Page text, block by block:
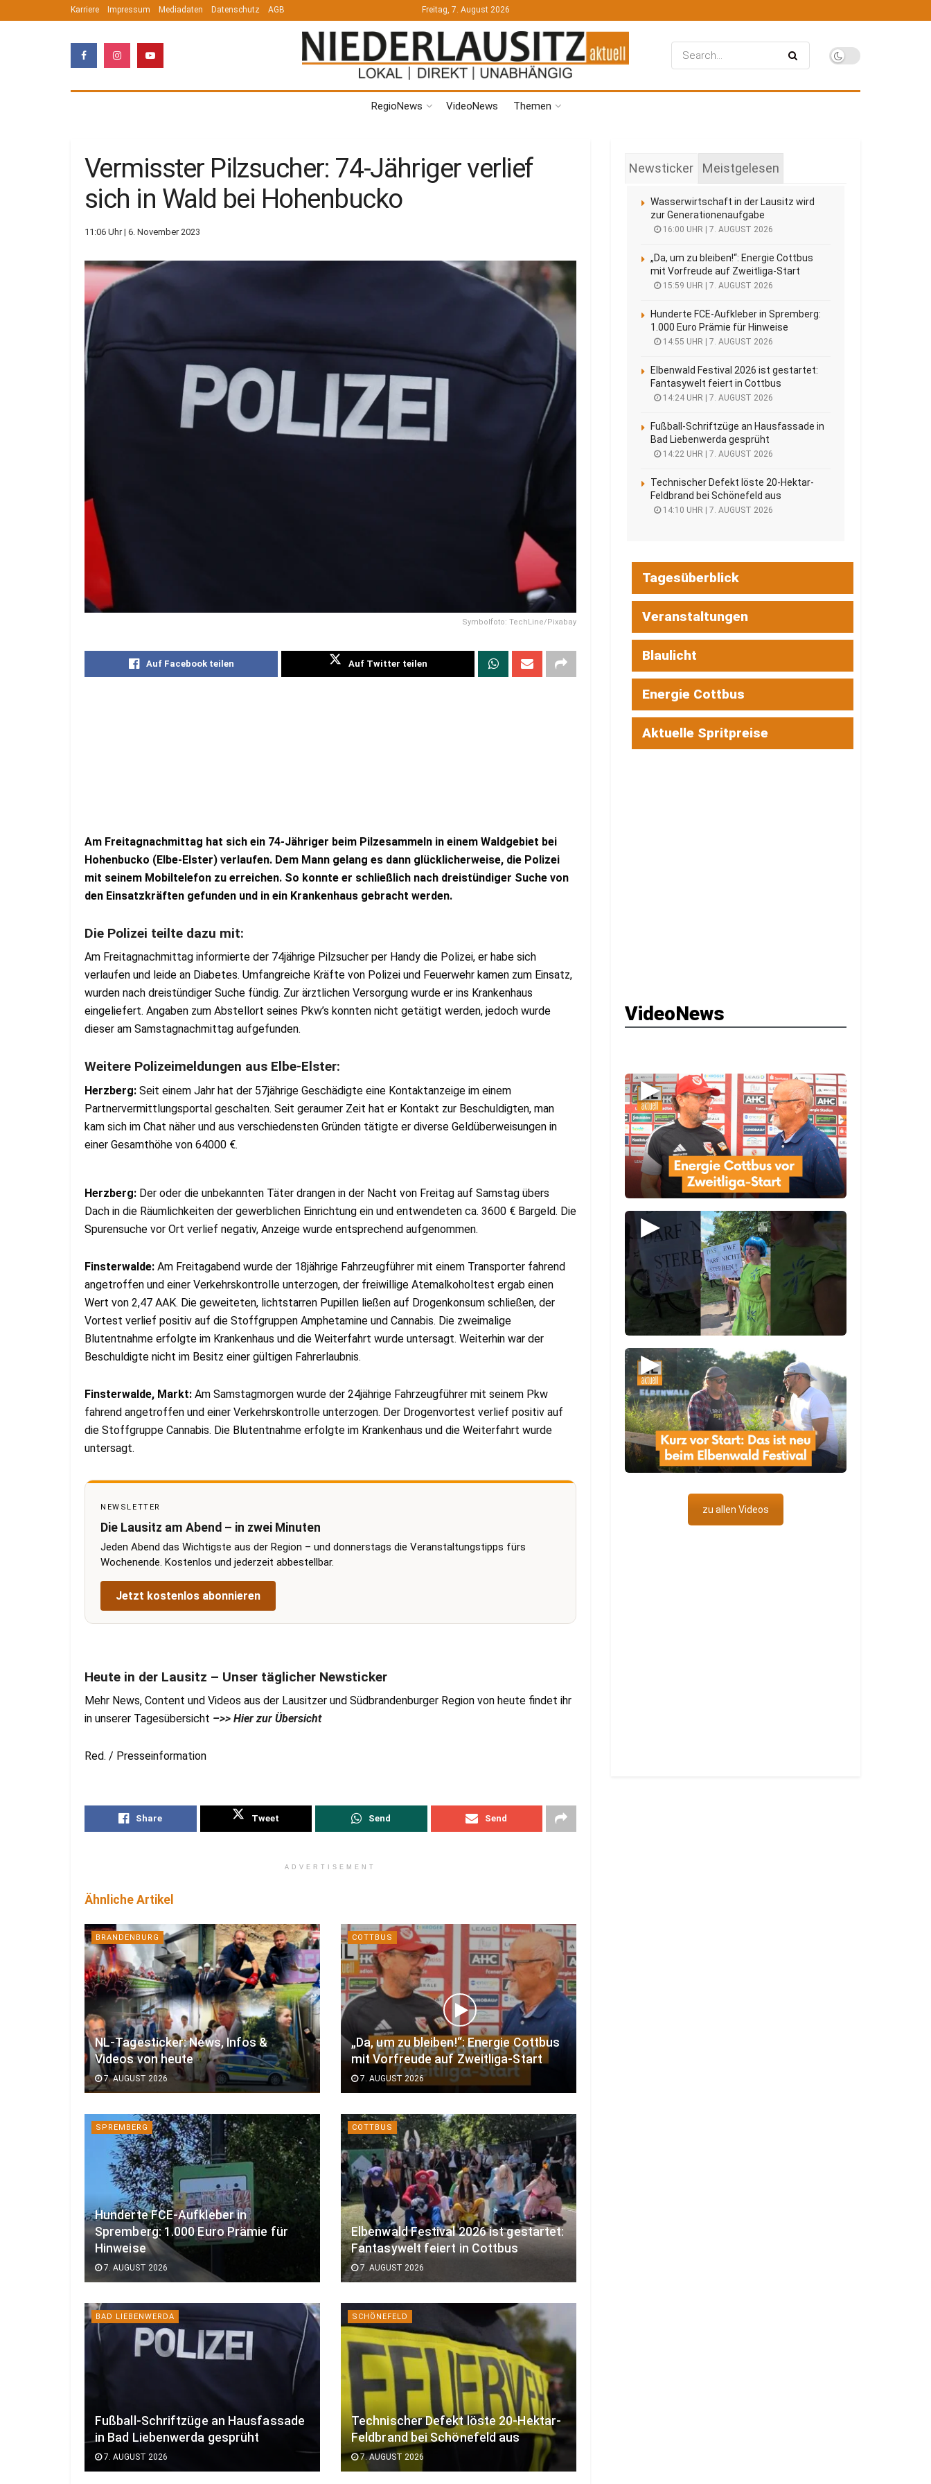
Karriere Impressum Mediadaten Datenschutz AGB Freitag, 7. August 2026
RegioNews VideoNews Themen
Vermisster Pilzsucher: 74-Jähriger verlief
sich in Wald bei Hohenbucko
11:06 Uhr | 6. November 2023
Symbolfoto: TechLine/Pixabay
Auf Facebook teilen Auf Twitter teilen
Am Freitagnachmittag hat sich ein 74-Jähriger beim Pilzesammeln in einem Waldgebiet bei
Hohenbucko (Elbe-Elster) verlaufen. Dem Mann gelang es dann glücklicherweise, die Polizei
mit seinem Mobiltelefon zu erreichen. So konnte er schließlich nach dreistündiger Suche von
den Einsatzkräften gefunden und in ein Krankenhaus gebracht werden.
Die Polizei teilte dazu mit:
Am Freitagnachmittag informierte der 74jährige Pilzsucher per Handy die Polizei, er habe sich
verlaufen und leide an Diabetes. Umfangreiche Kräfte von Polizei und Feuerwehr kamen zum Einsatz,
wurden nach dreistündiger Suche fündig. Zur ärztlichen Versorgung wurde er ins Krankenhaus
eingeliefert. Angaben zum Abstellort seines Pkw’s konnten nicht getätigt werden, jedoch wurde
dieser am Samstagnachmittag aufgefunden.
Weitere Polizeimeldungen aus Elbe-Elster:
Herzberg: Seit einem Jahr hat der 57jährige Geschädigte eine Kontaktanzeige im einem
Partnervermittlungsportal geschalten. Seit geraumer Zeit hat er Kontakt zur Beschuldigten, man
kam sich im Chat näher und aus verschiedensten Gründen tätigte er diverse Geldüberweisungen in
einer Gesamthöhe von 64000 €.
Herzberg: Der oder die unbekannten Täter drangen in der Nacht von Freitag auf Samstag übers
Dach in die Räumlichkeiten der gewerblichen Einrichtung ein und entwendeten ca. 3600 € Bargeld. Die
Spurensuche vor Ort verlief negativ, Anzeige wurde entsprechend aufgenommen.
Finsterwalde: Am Freitagabend wurde der 18jährige Fahrzeugführer mit einem Transporter fahrend
angetroffen und einer Verkehrskontrolle unterzogen, der freiwillige Atemalkoholtest ergab einen
Wert von 2,47 AAK. Die geweiteten, lichtstarren Pupillen ließen auf Drogenkonsum schließen, der
Vortest verlief positiv auf die Stoffgruppen Amphetamine und Cannabis. Die zweimalige
Blutentnahme erfolgte im Krankenhaus und die Weiterfahrt wurde untersagt. Weiterhin war der
Beschuldigte nicht im Besitz einer gültigen Fahrerlaubnis.
Finsterwalde, Markt: Am Samstagmorgen wurde der 24jährige Fahrzeugführer mit seinem Pkw
fahrend angetroffen und einer Verkehrskontrolle unterzogen. Der Drogenvortest verlief positiv auf
die Stoffgruppe Cannabis. Die Blutentnahme erfolgte im Krankenhaus und die Weiterfahrt wurde
untersagt.
NEWSLETTER
Die Lausitz am Abend – in zwei Minuten
Jeden Abend das Wichtigste aus der Region – und donnerstags die Veranstaltungstipps fürs
Wochenende. Kostenlos und jederzeit abbestellbar.
Jetzt kostenlos abonnieren
Heute in der Lausitz – Unser täglicher Newsticker
Mehr News, Content und Videos aus der Lausitzer und Südbrandenburger Region von heute findet ihr
in unserer Tagesübersicht –>> Hier zur Übersicht
Red. / Presseinformation
Share Tweet Send Send
ADVERTISEMENT
Ähnliche Artikel
BRANDENBURG
NL-Tagesticker: News, Infos &
Videos von heute
7. AUGUST 2026
COTTBUS
„Da, um zu bleiben!“: Energie Cottbus
mit Vorfreude auf Zweitliga-Start
7. AUGUST 2026
SPREMBERG
Hunderte FCE-Aufkleber in
Spremberg: 1.000 Euro Prämie für
Hinweise
7. AUGUST 2026
COTTBUS
Elbenwald Festival 2026 ist gestartet:
Fantasywelt feiert in Cottbus
7. AUGUST 2026
BAD LIEBENWERDA
Fußball-Schriftzüge an Hausfassade
in Bad Liebenwerda gesprüht
7. AUGUST 2026
SCHÖNEFELD
Technischer Defekt löste 20-Hektar-
Feldbrand bei Schönefeld aus
7. AUGUST 2026
Newsticker Meistgelesen
Wasserwirtschaft in der Lausitz wird
zur Generationenaufgabe
16:00 UHR | 7. AUGUST 2026
„Da, um zu bleiben!“: Energie Cottbus
mit Vorfreude auf Zweitliga-Start
15:59 UHR | 7. AUGUST 2026
Hunderte FCE-Aufkleber in Spremberg:
1.000 Euro Prämie für Hinweise
14:55 UHR | 7. AUGUST 2026
Elbenwald Festival 2026 ist gestartet:
Fantasywelt feiert in Cottbus
14:24 UHR | 7. AUGUST 2026
Fußball-Schriftzüge an Hausfassade in
Bad Liebenwerda gesprüht
14:22 UHR | 7. AUGUST 2026
Technischer Defekt löste 20-Hektar-
Feldbrand bei Schönefeld aus
14:10 UHR | 7. AUGUST 2026
Tagesüberblick
Veranstaltungen
Blaulicht
Energie Cottbus
Aktuelle Spritpreise
VideoNews
▶
▶
▶
zu allen Videos